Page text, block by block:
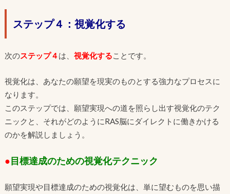
ステップ４：視覚化する
次のステップ４は、 視覚化することです。
視覚化は、あなたの願望を現実のものとする強力なプロセスに
なります。
このステップでは、願望実現への道を照らし出す視覚化のテク
ニックと、それがどのようにRAS脳にダイレクトに働きかける
のかを解説しましょう。
●目標達成のための視覚化テクニック
願望実現や目標達成のための視覚化は、単に望むものを思い描